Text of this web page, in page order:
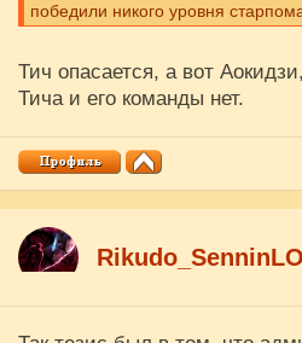
победили никого уровня
Тич опасается, а вот
Тича и его команды нет.